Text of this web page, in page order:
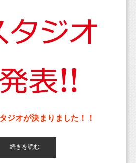
5歳、というのがメインです
＾＾）
なキャンペーンをやっちゃい
ださいキャンペーン♪」
ジオが決まりました！！
続きを読む